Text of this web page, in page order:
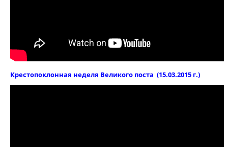
Крестопоклонная неделя Великого поста (15.03.2015 г.)